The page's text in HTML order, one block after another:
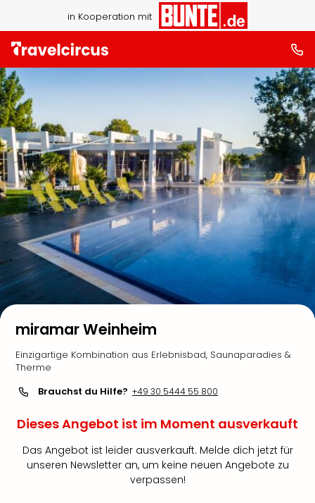
in Kooperation mit
miramar Weinheim
Einzigartige Kombination aus Erlebnisbad, Saunaparadies &
Therme
Brauchst du Hilfe? +49 30 5444 55 800
Dieses Angebot ist im Moment ausverkauft
Das Angebot ist leider ausverkauft. Melde dich jetzt für
unseren Newsletter an, um keine neuen Angebote zu
verpassen!